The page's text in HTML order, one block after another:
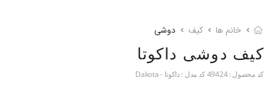
خانم ها کیف دوشی
کیف دوشی داکوتا
کد محصول :49424کد مدل :داکوتا - Dakota